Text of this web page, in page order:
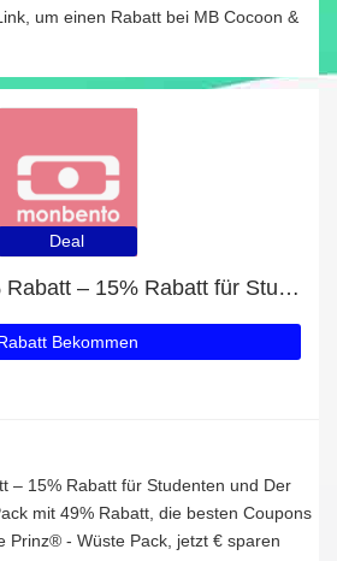
um einen Rabatt bei MB Cocoon &
Deal
Erhalten Sie 27% Rabatt – 15% Rabatt für Studenten und Der kleine Prinz® - Wüste Pack mit 49% Rabatt
Bekommen
– 15% Rabatt für Studenten und Der
mit 49% Rabatt, die besten Coupons
Prinz® - Wüste Pack, jetzt € sparen